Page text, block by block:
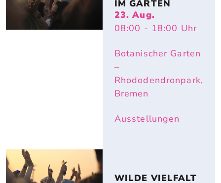
IM GARTEN
23. Aug.
08:00 - 18:00 Uhr
Botanischer Garten
–
Rhododendronpark,
Bremen
Ausstellungen
WILDE VIELFALT